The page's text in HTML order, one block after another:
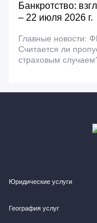
Банкротство:
– 22 июля 2026 г.
Главные новости:
Считается ли
страховым
Юридические услуги
География услуг